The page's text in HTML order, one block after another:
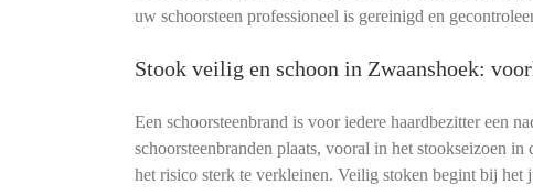
uw schoorsteen professioneel is gereinigd en
Stook veilig en schoon in Zwaanshoek:
Een schoorsteenbrand is voor iedere haardbezitter een
schoorsteenbranden plaats, vooral in het stookseizoen
het risico sterk te verkleinen. Veilig stoken begint bij